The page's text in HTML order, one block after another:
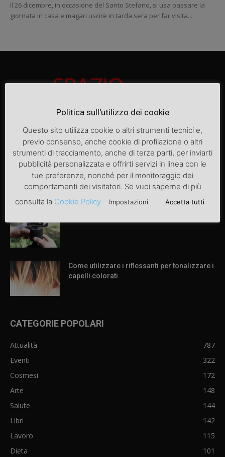
Il 26 dicembre, in occasione del Santo Stefano, si usa passare la
giornata in casa e magari uscire in tarda sera per far visita...
ARTICOLI POPOLARI
Articolo di prova
Come utilizzare i riflessanti per tonalizzare i
capelli colorati
CATEGORIE POPOLARI
Attualità
787
Eventi
322
Cosmesi
172
Arte
148
Salute
144
Libri
142
Lavoro
115
Dieta
101
Politica sull'utilizzo dei cookie
Questo sito utilizza cookie o altri strumenti tecnici e,
previo consenso, anche cookie di profilazione o altri
strumenti di tracciamento, anche di terze parti, per inviarti
pubblicità personalizzata e offrirti servizi in linea con le
tue preferenze, nonché per il monitoraggio dei
comportamenti dei visitatori. Se vuoi saperne di più
consulta la Cookie Policy Impostazioni Accetta tutti